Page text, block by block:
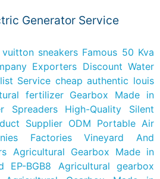
Generator Service
sneakers Famous 50 Kva
Exporters Discount Water
Service cheap authentic louis
fertilizer Gearbox Made in
Spreaders
High-Quality Silent
Supplier ODM Portable Air
Factories
Vineyard And
Agricultural Gearbox Made in
EP-BGB8 Agricultural gearbox